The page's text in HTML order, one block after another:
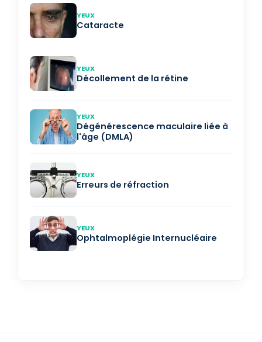
YEUX
Cataracte
YEUX
Décollement de la rétine
YEUX
Dégénérescence maculaire liée à
l'âge (DMLA)
YEUX
Erreurs de réfraction
YEUX
Ophtalmoplégie Internucléaire